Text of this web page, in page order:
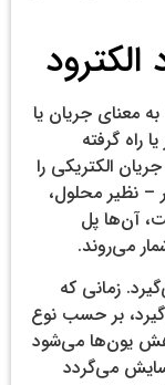
معنای جریان یا
راه گرفته
الکتریکی را
نظیر محلول،
آن‌ها پل
می‌روند.
زمانی که
بر حسب نوع
یون‌ها می‌شود
می‌گردد